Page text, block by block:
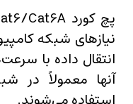
نیازهای شبکه
آنها معمولاً در